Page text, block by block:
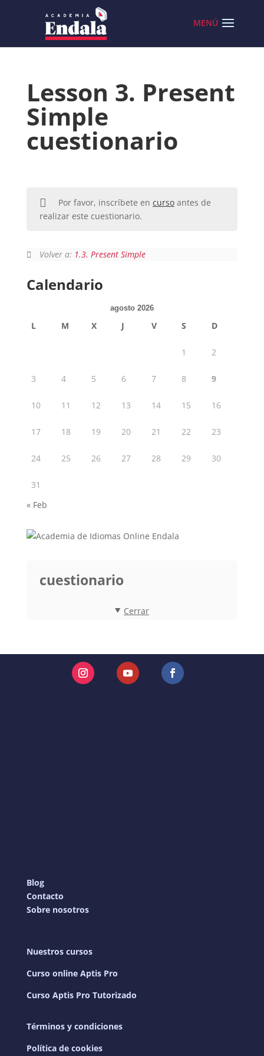
Lesson 3. Present
Simple
cuestionario
Por favor, inscríbete en cursoantes de
realizar este cuestionario.
Volver a: 1.3. Present Simple
Calendario
agosto 2026
L M X J V S D
1 2
3 4 5 6 7 8 9
10 11 12 13 14 15 16
17 18 19 20 21 22 23
24 25 26 27 28 29 30
31
« Feb
cuestionario
Cerrar
Instagram YouTube Facebook
Blog
Contacto
Sobre nosotros
Nuestros cursos
Curso online Aptis Pro
Curso Aptis Pro Tutorizado
Términos y condiciones
Política de cookies